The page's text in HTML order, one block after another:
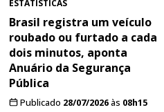
ESTATÍSTICAS
Brasil registra um veículo
roubado ou furtado a cada
dois minutos, aponta
Anuário da Segurança
Pública
Publicado 28/07/2026às 08h15